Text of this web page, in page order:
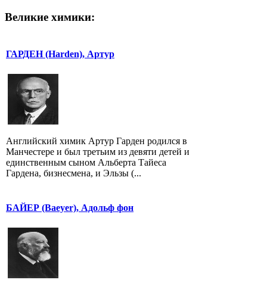
Великие химики:
ГАРДЕН (Harden), Артур
Английский химик Артур Гарден родился в
Манчестере и был третьим из девяти детей и
единственным сыном Альберта Тайеса
Гардена, бизнесмена, и Эльзы (...
БАЙЕР (Baeyer), Адольф фон